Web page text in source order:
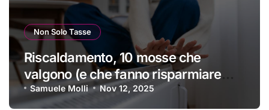
Non Solo Tasse
Riscaldamento, 10 mosse che
valgono (e che fanno risparmiare
tanti soldini) | I trucchi migliori per
Samuele Molli Nov 12, 2025